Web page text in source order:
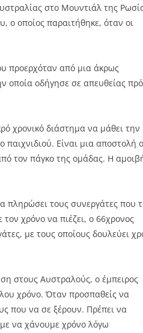
στο Μουντιάλ της
ο οποίος παραιτήθηκε, όταν οι
προερχόταν από μια άκρως
οποία οδήγησε σε απευθείας
χρονικό διάστημα να μάθει την
Είναι μια αποστολή
τον πάγκο της ομάδας. Η
πληρώσει τους συνεργάτες που
χρόνο να πιέζει, ο 66χρονος
με τους οποίους δουλεύει
στους Αυστραλούς, ο έμπειρος
χρόνο. Όταν προσπαθείς να
που να σε ξέρουν. Πρέπει να
να χάνουμε χρόνο λόγω